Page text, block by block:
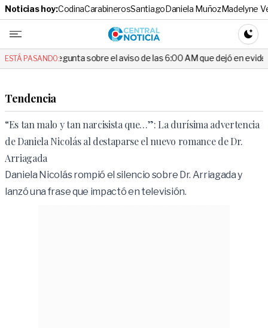
Noticias hoy:CodinaCarabinerosSantiagoDaniela MuñozMadelyne
Central
ESTÁ PASANDO:
sobre el aviso de las 6:00 AM que dejó en evidencia al
Tendencia
“Es tan malo y tan narcisista que…”: La durísima advertencia
de Daniela Nicolás al destaparse el nuevo romance de Dr.
Arriagada
Daniela Nicolás rompió el silencio sobre Dr. Arriagada y
lanzó una frase que impactó en televisión.